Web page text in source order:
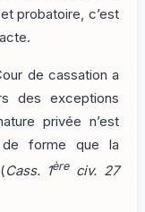
probatoire, c’est
de cassation a
des exceptions
privée n’est
de forme que la
Cass. 1èreciv. 27